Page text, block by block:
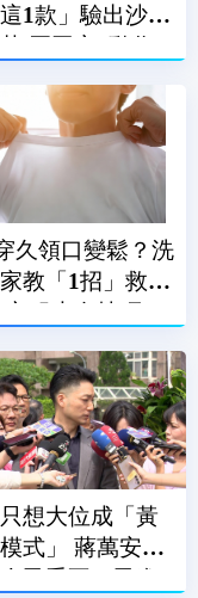
1款」驗出沙門
久領口變鬆？洗
教「1招」救回
衣服也有技巧
想大位成「黃
式」 蔣萬安反
人民受不了民進